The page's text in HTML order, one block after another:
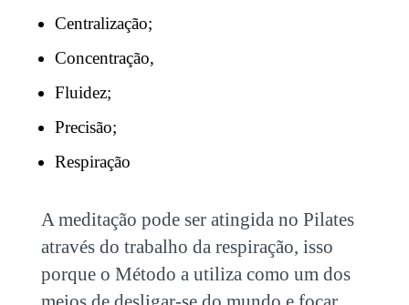
Centralização;
Concentração,
Fluidez;
Precisão;
Respiração
A meditação pode ser atingida no Pilates
através do trabalho da respiração, isso
porque o Método a utiliza como um dos